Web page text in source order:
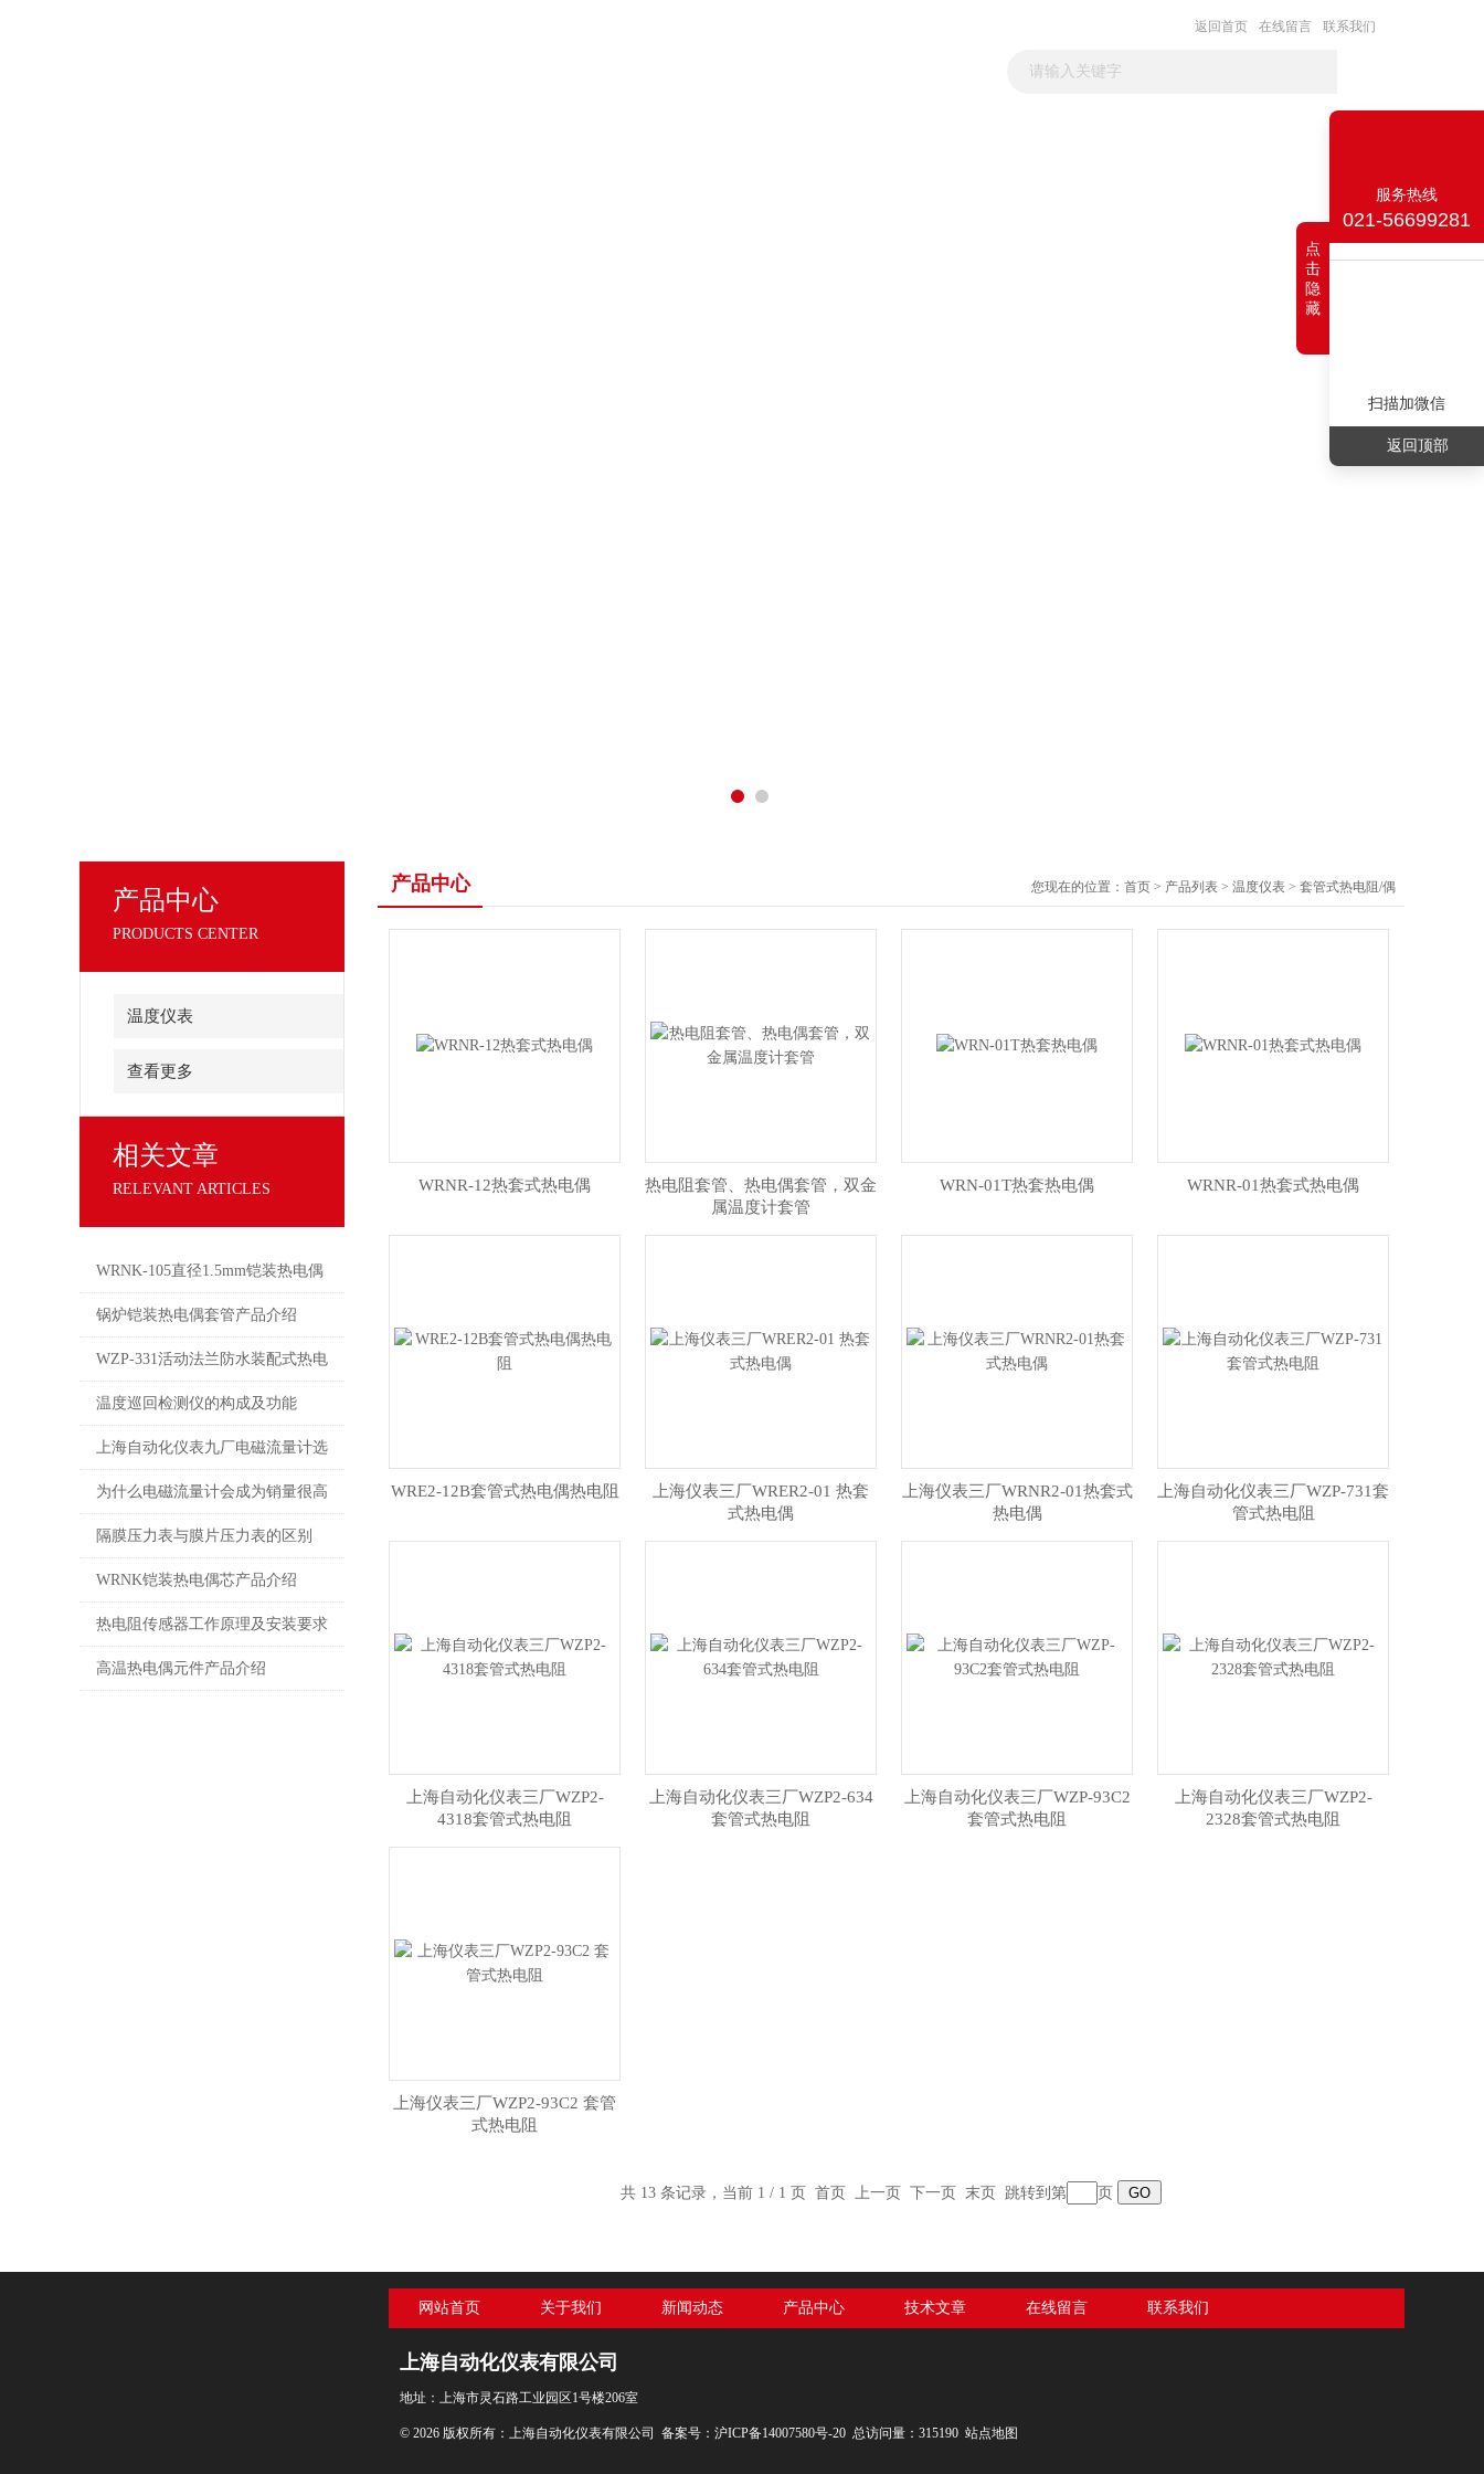
返回首页 在线留言 联系我们
产品中心
PRODUCTS CENTER
温度仪表
查看更多
相关文章
RELEVANT ARTICLES
WRNK-105直径1.5mm铠装热电偶
产品介绍
锅炉铠装热电偶套管产品介绍
WZP-331活动法兰防水装配式热电
阻使用说明
温度巡回检测仪的构成及功能
上海自动化仪表九厂电磁流量计选
择安装场所需要注意的问题
为什么电磁流量计会成为销量很高
的一款产品呢？
隔膜压力表与膜片压力表的区别
WRNK铠装热电偶芯产品介绍
热电阻传感器工作原理及安装要求
高温热电偶元件产品介绍
产品中心 您现在的位置： 首页 > 产品列表 > 温度仪表 > 套管式热电阻/偶
WRNR-12热套式热电偶
热电阻套管、热电偶套管，双金
属温度计套管
WRN-01T热套热电偶 WRNR-01热套式热电偶
WRE2-12B套管式热电偶热电阻
上海仪表三厂WRER2-01 热套
式热电偶
上海仪表三厂WRNR2-01热套式
热电偶
上海自动化仪表三厂WZP-731套
管式热电阻
上海自动化仪表三厂WZP2-
4318套管式热电阻
上海自动化仪表三厂WZP2-634
套管式热电阻
上海自动化仪表三厂WZP-93C2
套管式热电阻
上海自动化仪表三厂WZP2-
2328套管式热电阻
上海仪表三厂WZP2-93C2 套管
式热电阻
共 13 条记录，当前 1 / 1 页 首页 上一页 下一页 末页 跳转到第 页
网站首页 关于我们 新闻动态 产品中心 技术文章 在线留言 联系我们
上海自动化仪表有限公司
地址：上海市灵石路工业园区1号楼206室
© 2026 版权所有：上海自动化仪表有限公司 备案号：沪ICP备14007580号-20 总访问量：315190 站点地图
服务热线
021-56699281
扫描加微信
返回顶部
点
击
隐
藏